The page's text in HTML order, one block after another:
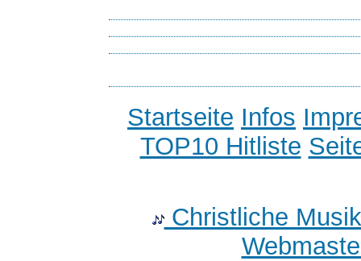
Startseite Infos
TOP10 Hitliste
Christliche Musik